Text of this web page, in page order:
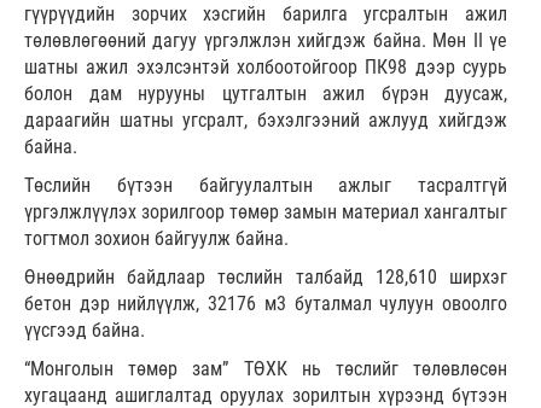
гүүрүүдийн зорчих хэсгийн барилга угсралтын ажил
төлөвлөгөөний дагуу үргэлжлэн хийгдэж байна. Мөн II үе
шатны ажил эхэлсэнтэй холбоотойгоор ПК98 дээр суурь
болон дам нурууны цутгалтын ажил бүрэн дуусаж,
дараагийн шатны угсралт, бэхэлгээний ажлууд хийгдэж
байна.
Төслийн бүтээн байгуулалтын ажлыг тасралтгүй
үргэлжлүүлэх зорилгоор төмөр замын материал хангалтыг
тогтмол зохион байгуулж байна.
Өнөөдрийн байдлаар төслийн талбайд 128,610 ширхэг
бетон дэр нийлүүлж, 32176 м3 буталмал чулуун овоолго
үүсгээд байна.
“Монголын төмөр зам” ТӨХК нь төслийг төлөвлөсөн
хугацаанд ашиглалтад оруулах зорилтын хүрээнд бүтээн